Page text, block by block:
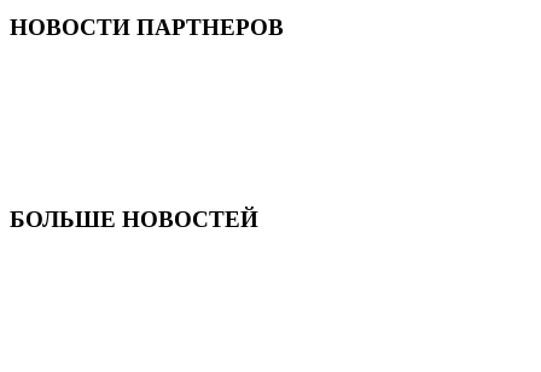
НОВОСТИ ПАРТНЕРОВ
БОЛЬШЕ НОВОСТЕЙ